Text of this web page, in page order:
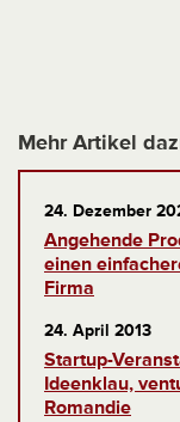
Mehr Artikel
24. Dezember
Angehende
einen
Firma
24. April 2013
Startup-
Ideenklau,
Romandie